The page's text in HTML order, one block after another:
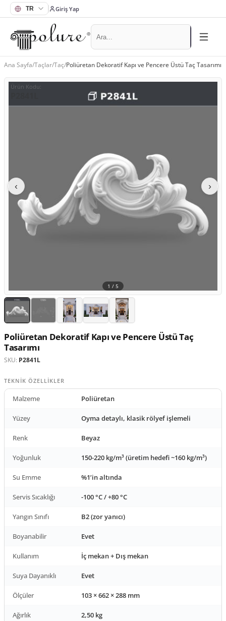
Giriş Yap
Ana Sayfa/Taçlar/Taç/Poliüretan Dekoratif Kapı ve Pencere Üstü Taç Tasarımı
Ürün Kodu:
‹ ›
1 / 5
Poliüretan Dekoratif Kapı ve Pencere Üstü Taç
Tasarımı
SKU: P2841L
TEKNIK ÖZELLIKLER
Malzeme Poliüretan
Yüzey Oyma detaylı, klasik rölyef işlemeli
Renk Beyaz
Yoğunluk 150-220 kg/m³ (üretim hedefi ~160 kg/m³)
Su Emme %1’in altında
Servis Sıcaklığı -100 °C / +80 °C
Yangın Sınıfı B2 (zor yanıcı)
Boyanabilir Evet
Kullanım İç mekan + Dış mekan
Suya Dayanıklı Evet
Ölçüler 103 × 662 × 288 mm
Ağırlık 2,50 kg